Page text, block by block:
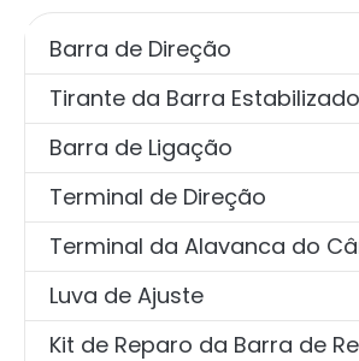
Barra de Direção
Tirante da Barra
Barra de Ligação
Terminal de Direção
Terminal da Alavanca do
Luva de Ajuste
Kit de Reparo da Barra de